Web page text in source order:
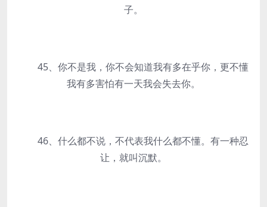
子。
45、你不是我，你不会知道我有多在乎你，更不懂
我有多害怕有一天我会失去你。
46、什么都不说，不代表我什么都不懂。有一种忍
让，就叫沉默。